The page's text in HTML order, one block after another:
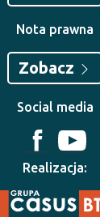
Nota prawna
Zobacz
Social media
Realizacja: